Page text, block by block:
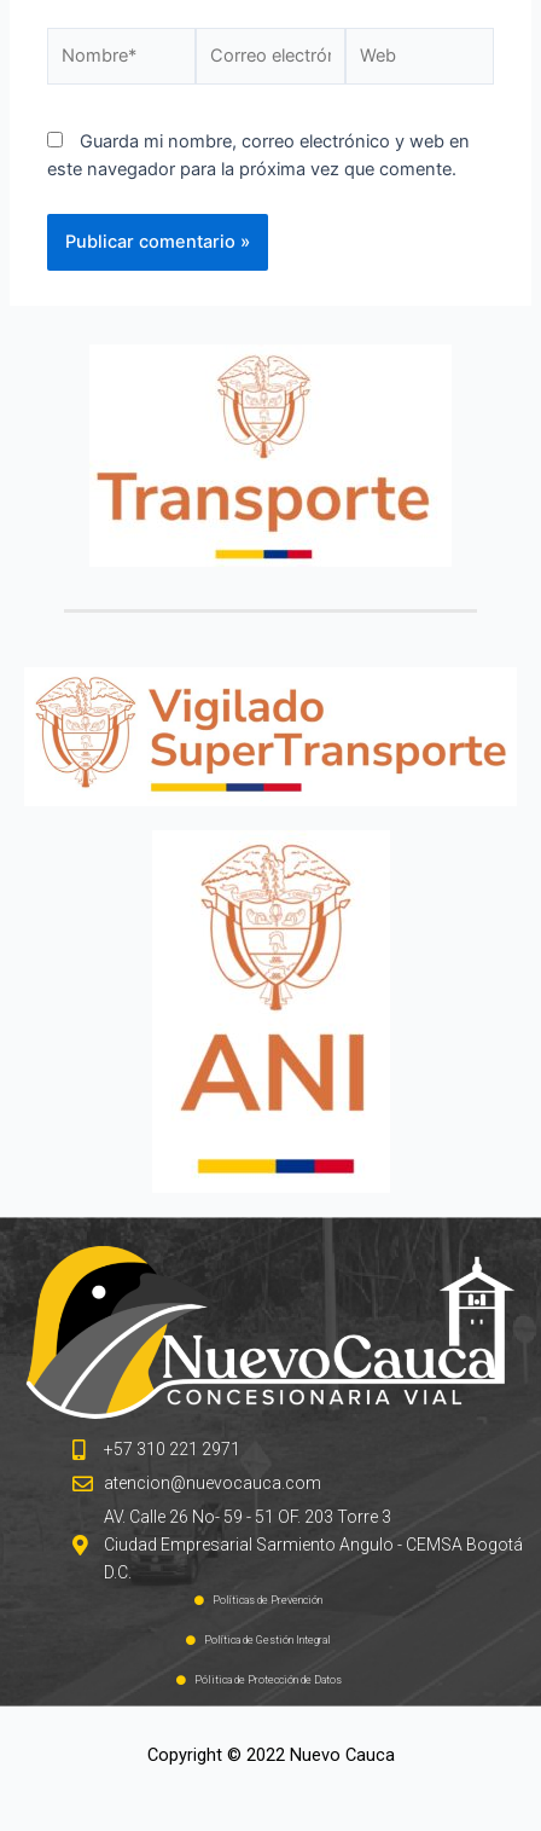
Guarda mi nombre, correo electrónico y web en
este navegador para la próxima vez que comente.
+57 310 221 2971
atencion@nuevocauca.com
AV. Calle 26 No- 59 - 51 OF. 203 Torre 3
Ciudad Empresarial Sarmiento Angulo - CEMSA Bogotá
D.C.
Políticas de Prevención
Política de Gestión Integral
Pólitica de Protección de Datos
Copyright © 2022 Nuevo Cauca